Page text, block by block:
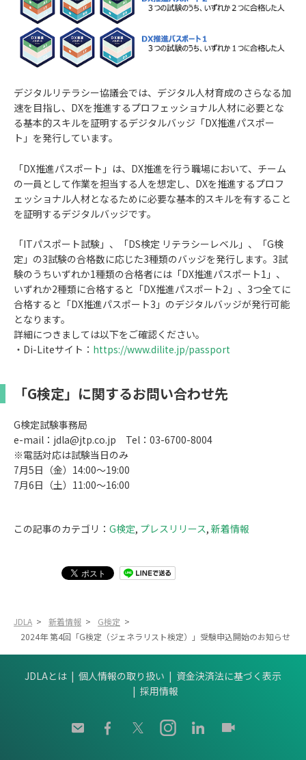
デジタルリテラシー協議会では、デジタル人材育成のさらなる加
速を目指し、DXを推進するプロフェッショナル人材に必要とな
る基本的スキルを証明するデジタルバッジ「DX推進パスポー
ト」を発行しています。
「DX推進パスポート」は、DX推進を行う職場において、チーム
の一員として作業を担当する人を想定し、DXを推進するプロフ
ェッショナル人材となるために必要な基本的スキルを有すること
を証明するデジタルバッジです。
「ITパスポート試験」、「DS検定 リテラシーレベル」、「G検
定」の3試験の合格数に応じた3種類のバッジを発行します。3試
験のうちいずれか1種類の合格者には「DX推進パスポート1」、
いずれか2種類に合格すると「DX推進パスポート2」、3つ全てに
合格すると「DX推進パスポート3」のデジタルバッジが発行可能
となります。
詳細につきましては以下をご確認ください。
・Di-Liteサイト： https://www.dilite.jp/passport
「G検定」に関するお問い合わせ先
G検定試験事務局
e-mail：jdla@jtp.co.jp Tel：03-6700-8004
※電話対応は試験当日のみ
7月5日（金）14:00～19:00
7月6日（土）11:00～16:00
この記事のカテゴリ： G検定, プレスリリース, 新着情報
JDLA > 新着情報 > G検定 >
2024年 第4回「G検定（ジェネラリスト検定）」受験申込開始のお知らせ
JDLAとは 個人情報の取り扱い
資金決済法に基づく表示
採用情報